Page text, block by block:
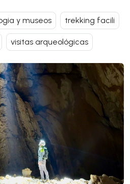
y museos trekking facili
visitas arqueológicas